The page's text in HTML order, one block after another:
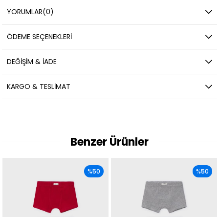
YORUMLAR(0)
ÖDEME SEÇENEKLERI
DEĞIŞIM & İADE
KARGO & TESLIMAT
Benzer Ürünler
%50 %50